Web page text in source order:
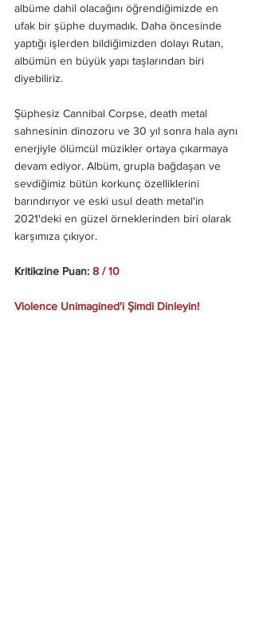
albüme dahil olacağını öğrendiğimizde en
ufak bir şüphe duymadık. Daha öncesinde
yaptığı işlerden bildiğimizden dolayı Rutan,
albümün en büyük yapı taşlarından biri
diyebiliriz.
Şüphesiz Cannibal Corpse, death metal
sahnesinin dinozoru ve 30 yıl sonra hala aynı
enerjiyle ölümcül müzikler ortaya çıkarmaya
devam ediyor. Albüm, grupla bağdaşan ve
sevdiğimiz bütün korkunç özelliklerini
barındırıyor ve eski usul death metal'in
2021'deki en güzel örneklerinden biri olarak
karşımıza çıkıyor.
Kritikzine Puan: 8 / 10
Violence Unimagined'i Şimdi Dinleyin!